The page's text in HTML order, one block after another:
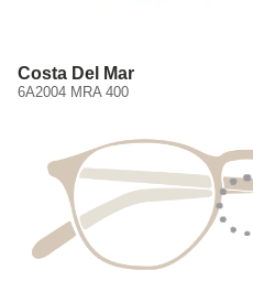
Costa Del Mar
6A2004 MRA 400